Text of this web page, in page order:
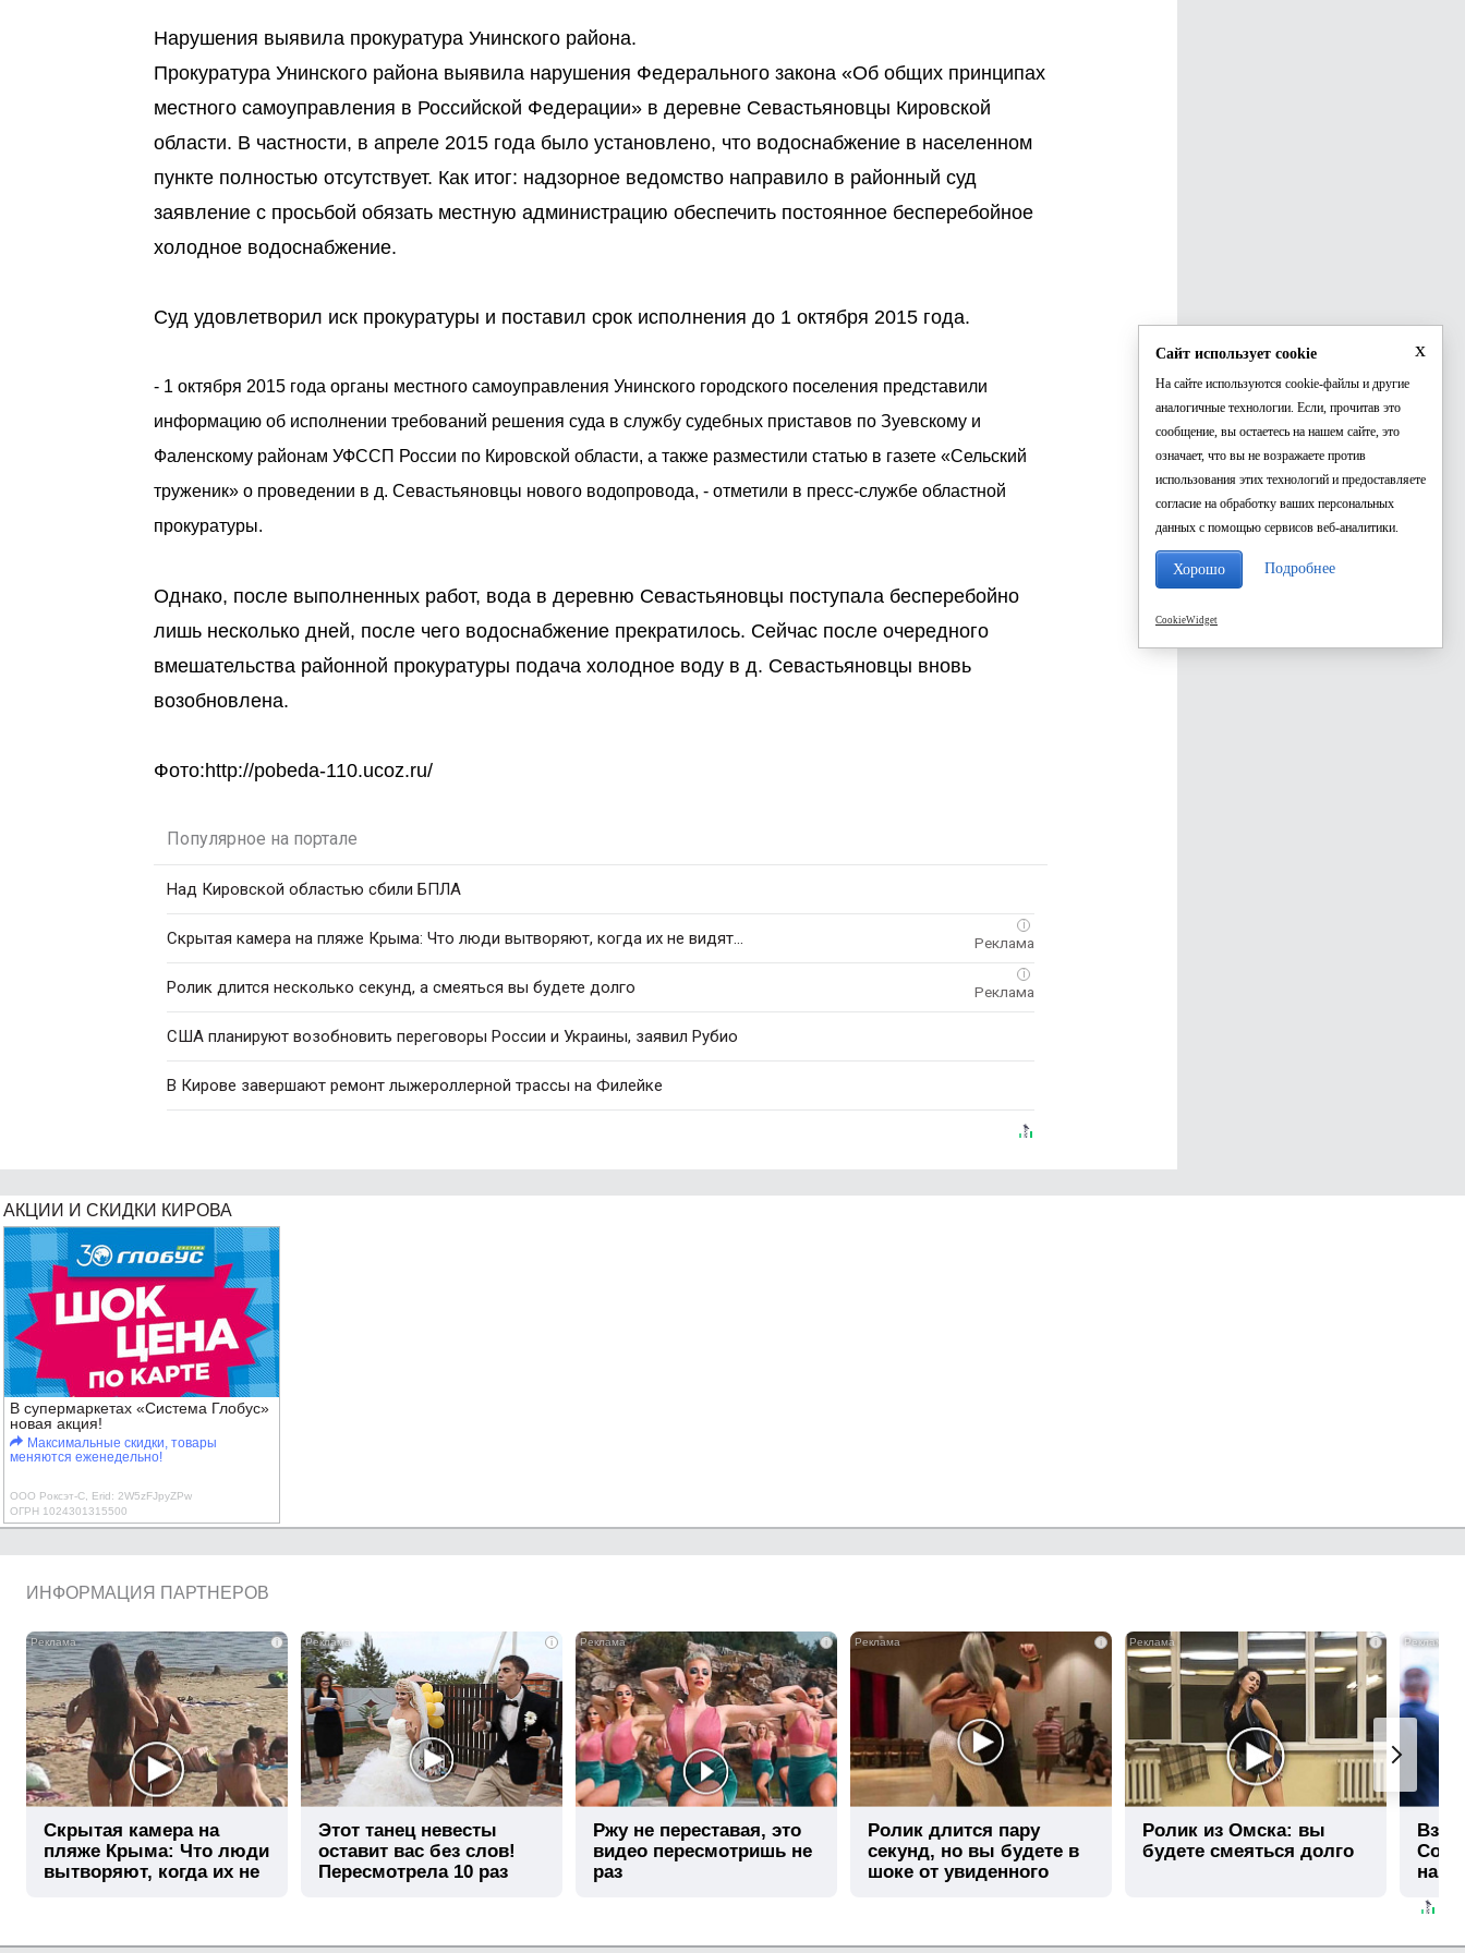
Нарушения выявила прокуратура Унинского района.
Прокуратура Унинского района выявила нарушения Федерального закона «Об общих принципах
местного самоуправления в Российской Федерации» в деревне Севастьяновцы Кировской
области. В частности, в апреле 2015 года было установлено, что водоснабжение в населенном
пункте полностью отсутствует. Как итог: надзорное ведомство направило в районный суд
заявление с просьбой обязать местную администрацию обеспечить постоянное бесперебойное
холодное водоснабжение.
Суд удовлетворил иск прокуратуры и поставил срок исполнения до 1 октября 2015 года.
- 1 октября 2015 года органы местного самоуправления Унинского городского поселения представили
информацию об исполнении требований решения суда в службу судебных приставов по Зуевскому и
Фаленскому районам УФССП России по Кировской области, а также разместили статью в газете «Сельский
труженик» о проведении в д. Севастьяновцы нового водопровода, - отметили в пресс-службе областной
прокуратуры.
Однако, после выполненных работ, вода в деревню Севастьяновцы поступала бесперебойно
лишь несколько дней, после чего водоснабжение прекратилось. Сейчас после очередного
вмешательства районной прокуратуры подача холодное воду в д. Севастьяновцы вновь
возобновлена.
Фото:http://pobeda-110.ucoz.ru/
Популярное на портале
Над Кировской областью сбили БПЛА
i
Скрытая камера на пляже Крыма: Что люди вытворяют, когда их не видят...
i
Ролик длится несколько секунд, а смеяться вы будете долго
США планируют возобновить переговоры России и Украины, заявил Рубио
В Кирове завершают ремонт лыжероллерной трассы на Филейке
АКЦИИ И СКИДКИ КИРОВА
В супермаркетах «Система Глобус»
новая акция!
Максимальные скидки, товары
меняются еженедельно!
ООО Роксэт-С, Erid: 2W5zFJpyZPw
ОГРН 1024301315500
ИНФОРМАЦИЯ ПАРТНЕРОВ
i
Скрытая камера на
пляже Крыма: Что люди
вытворяют, когда их не
i
Этот танец невесты
оставит вас без слов!
Пересмотрела 10 раз
i
Ржу не переставая, это
видео пересмотришь не
раз
i
Ролик длится пару
секунд, но вы будете в
шоке от увиденного
i
Ролик из Омска: вы
будете смеяться долго
x
Сайт использует cookie
На сайте используются cookie-файлы и другие
аналогичные технологии. Если, прочитав это
сообщение, вы остаетесь на нашем сайте, это
означает, что вы не возражаете против
использования этих технологий и предоставляете
согласие на обработку ваших персональных
данных с помощью сервисов веб-аналитики.
Хорошо Подробнее
CookieWidget